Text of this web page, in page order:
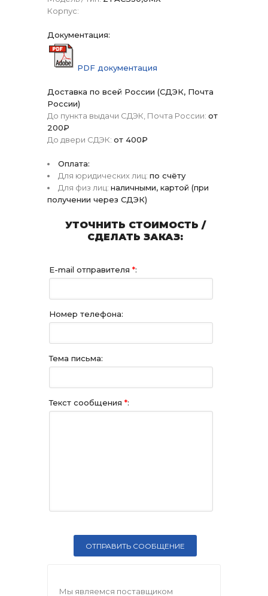
Корпус:
Документация:
PDF документация
Доставка по всей России (СДЭК, Почта
России)
До пункта выдачи СДЭК, Почта России: от
200₽
До двери СДЭК: от 400₽
Оплата:
Для юридических лиц: по счёту
Для физ лиц: наличными, картой (при
получении через СДЭК)
УТОЧНИТЬ СТОИМОСТЬ /
СДЕЛАТЬ ЗАКАЗ:
E-mail отправителя *:
Номер телефона:
Тема письма:
Текст сообщения *:
Мы являемся поставщиком